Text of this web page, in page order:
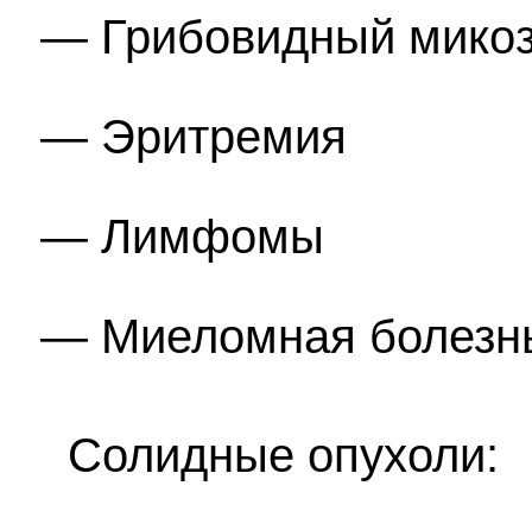
Грибовидный
Эритремия
Лимфомы
Миеломная
Солидные опухоли: